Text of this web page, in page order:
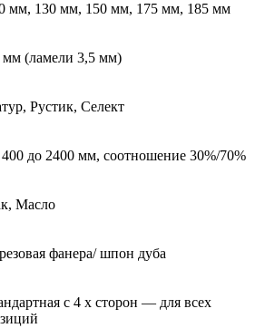
мм, 130 мм, 150 мм, 175 мм, 185 мм
мм (ламели 3,5 мм)
Рустик, Селект
400 до 2400 мм, соотношение 30%/70%
Масло
фанера/ шпон дуба
с 4 х сторон — для всех